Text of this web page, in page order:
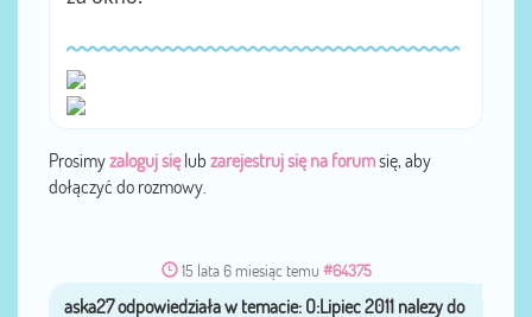
Prosimyzaloguj sięlub zarejestruj się na forumsię, aby
dołączyć do rozmowy.
15 lata 6 miesiąc temu #64375
przezaska27